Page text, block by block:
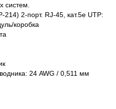
систем.
214) 2-порт. RJ-45, кат.5e UTP:
коробка
24 AWG / 0,511 мм